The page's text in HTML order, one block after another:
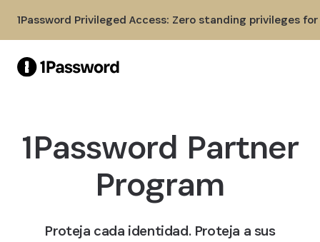
1Password Privileged Access: Zero standing privileges
1Password Partner
Program
Proteja cada identidad. Proteja a sus